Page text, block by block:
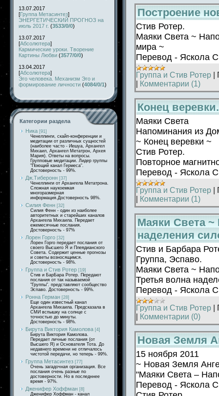
13.07.2017
[Группа Метасинтез]
ЭНЕРГЕТИЧЕСКИЙ ПРОГНОЗ на
июль 2017 г. (3533/0/0)
13.07.2017
[Абсолютера]
Кармические уроки. Творение
Картины Любви (3577/0/0)
13.04.2017
[Абсолютера]
Эго человека. Механизм Эго и
формирование личности (4084/0/1)
Категории раздела
Ника [91]
Ченеллинги, скайп-конференции и
медитации от различных сущностей
(наиболее часто - Иешуа, Архангел
Михаил, Архангел Метатрон, Архея
Мария). Ответы на вопросы.
Групповые медитации. Лидер группы
"Поющий канал Гермеса".
Достоверность - 99%.
Дж.Тиберонн [37]
Ченеллинги от Архангела Метатрона.
Сложная наукоемкая
многоразмерная
информация.Достоверность 98%.
Силия Фенн [32]
Силия Фенн - один из наиболее
авторитетных и старейших каналов
Архангела Михаила. Передает
ежемесячные послания.
Достоверность - 97%
Лорен Горго [32]
Лорен Горго передает послания от
своего Высшего Я и Плеядианского
Совета. Содержит ценные прогнозы
и советы возносящимся.
Достоверность - 98%.
Группа и Стив Ротер [19]
Стив и БарБара Ротер. Передают
послания от так называемой
"Группы". представляют сообщество
Эспаво. Достоверность - 99%.
Ронна Герман [28]
Еще один известный канал
Архангела Михаила. Предсказала в
СМИ вспышку на солнце с
точностью до минуты.
Достоверность - 98%.
Бирута Виктория Камолова [4]
Бирута Виктория Камолова.
Передает личные послания (от
Высшего Я) и Основателя Тота. До
недавнего времени не отличалось
чистотой передачи, но теперь - 99%.
Группа Метасинтез [77]
Очень загадочная организация. Все
послания очень разные по
достоверности. Но в последннее
время - 97%.
Дженифер Хоффман [8]
Дженифер Хоффман - канал
Построение
Стив Ротер.
Маяки Света ~
мира ~
Перевод - Яскола
Группа и Стив Ротер
Комментарии (1)
Конец
Маяки Света
Напоминания из
~ Конец веревки ~
Стив Ротер.
Повторное
Перевод - Яскола
Группа и Стив Ротер
Комментарии (1)
Маяки Света ~
наделения
Стив и Барбара
Группа, Эспаво.
Маяки Света ~
Третья волна
Перевод - Яскола
Группа и Стив Ротер
Комментарии (0)
Новая Земля
15 ноября 2011
~ Новая Земля
"Маяки Света –
Перевод - Яскола